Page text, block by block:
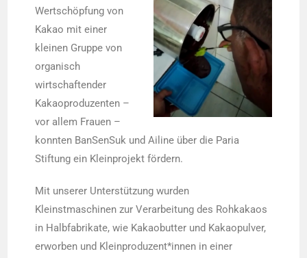
Wertschöpfung von
Kakao mit einer
kleinen Gruppe von
organisch
wirtschaftender
Kakaoproduzenten –
vor allem Frauen –
konnten BanSenSuk und Ailine über die Paria
Stiftung ein Kleinprojekt fördern.
Mit unserer Unterstützung wurden
Kleinstmaschinen zur Verarbeitung des Rohkakaos
in Halbfabrikate, wie Kakaobutter und Kakaopulver,
erworben und Kleinproduzent*innen in einer